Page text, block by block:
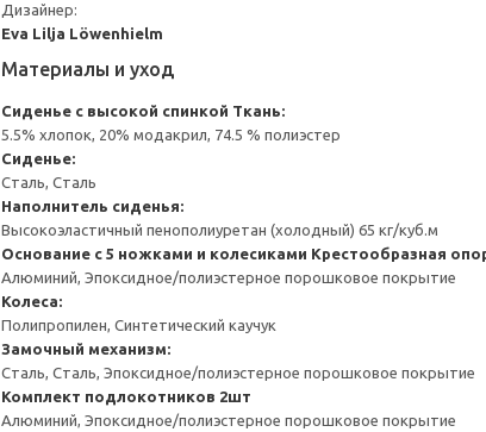
Дизайнер:
Eva Lilja Löwenhielm
Материалы и уход
Сиденье с высокой спинкой Ткань:
5.5% хлопок, 20% модакрил, 74.5 % полиэстер
Сиденье:
Сталь, Сталь
Наполнитель сиденья:
Высокоэластичный пенополиуретан (холодный) 65 кг/куб.м
Основание с 5 ножками и колесиками Крестообразная
Алюминий, Эпоксидное/полиэстерное порошковое покрытие
Колеса:
Полипропилен, Синтетический каучук
Замочный механизм:
Сталь, Сталь, Эпоксидное/полиэстерное порошковое покрытие
Комплект подлокотников 2шт
Алюминий, Эпоксидное/полиэстерное порошковое покрытие